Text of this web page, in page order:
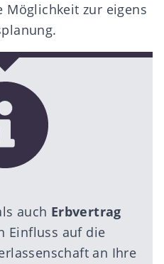
Möglichkeit zur eigens
auch Erbvertrag
Einfluss auf die
an Ihre